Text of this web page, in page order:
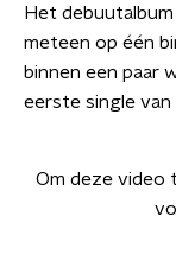
Het
meteen op één
binnen een paar
eerste single van
Om deze video